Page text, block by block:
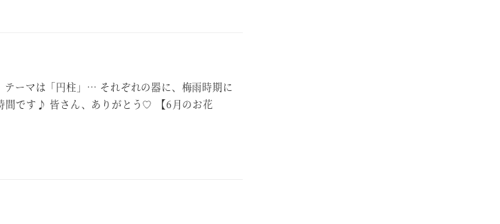
ーマは「円柱」… それぞれの器に、梅雨時期に
間です♪ 皆さん、ありがとう♡ 【6月のお花